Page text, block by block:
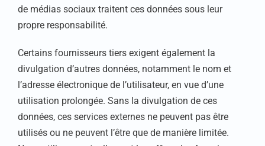
de médias sociaux traitent ces données sous leur
propre responsabilité.
Certains fournisseurs tiers exigent également la
divulgation d’autres données, notamment le nom et
l’adresse électronique de l’utilisateur, en vue d’une
utilisation prolongée. Sans la divulgation de ces
données, ces services externes ne peuvent pas être
utilisés ou ne peuvent l’être que de manière limitée.